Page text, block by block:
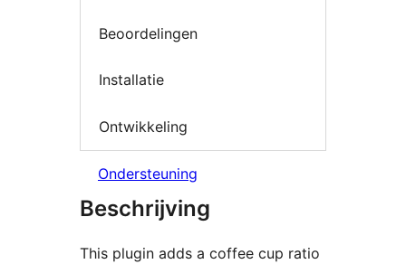
Beoordelingen
Installatie
Ontwikkeling
Ondersteuning
Beschrijving
This plugin adds a coffee cup ratio